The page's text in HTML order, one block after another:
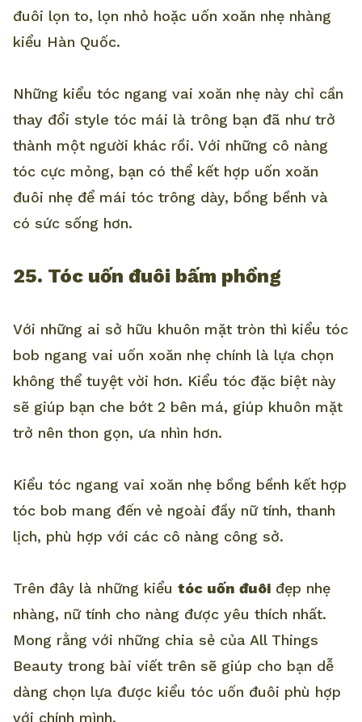
đuôi lọn to, lọn nhỏ hoặc uốn xoăn nhẹ nhàng
kiểu Hàn Quốc.
Những kiểu tóc ngang vai xoăn nhẹ này chỉ cần
thay đổi style tóc mái là trông bạn đã như trở
thành một người khác rồi. Với những cô nàng
tóc cực mỏng, bạn có thể kết hợp uốn xoăn
đuôi nhẹ để mái tóc trông dày, bồng bềnh và
có sức sống hơn.
25. Tóc uốn đuôi bấm phồng
Với những ai sở hữu khuôn mặt tròn thì kiểu tóc
bob ngang vai uốn xoăn nhẹ chính là lựa chọn
không thể tuyệt vời hơn. Kiểu tóc đặc biệt này
sẽ giúp bạn che bớt 2 bên má, giúp khuôn mặt
trở nên thon gọn, ưa nhìn hơn.
Kiểu tóc ngang vai xoăn nhẹ bồng bềnh kết hợp
tóc bob mang đến vẻ ngoài đầy nữ tính, thanh
lịch, phù hợp với các cô nàng công sở.
Trên đây là những kiểu tóc uốn đuôi đẹp nhẹ
nhàng, nữ tính cho nàng được yêu thích nhất.
Mong rằng với những chia sẻ của All Things
Beauty trong bài viết trên sẽ giúp cho bạn dễ
dàng chọn lựa được kiểu tóc uốn đuôi phù hợp
với chính mình.